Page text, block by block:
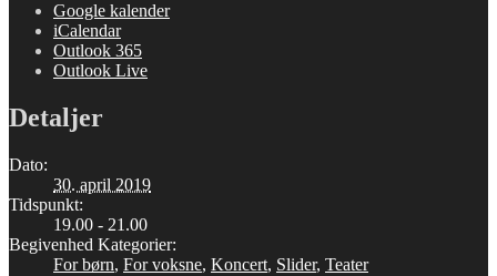
Google kalender
iCalendar
Outlook 365
Outlook Live
Detaljer
Dato:
30. april 2019
Tidspunkt:
19.00 - 21.00
Begivenhed Kategorier:
For børn, For voksne, Koncert, Slider, Teater